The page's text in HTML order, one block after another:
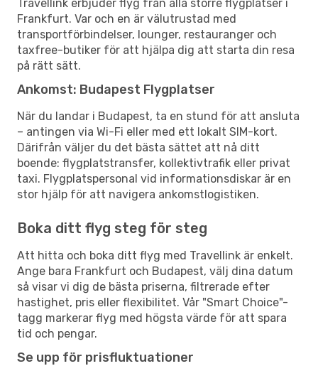
Travellink erbjuder flyg från alla större flygplatser i
Frankfurt. Var och en är välutrustad med
transportförbindelser, lounger, restauranger och
taxfree-butiker för att hjälpa dig att starta din resa
på rätt sätt.
Ankomst: Budapest Flygplatser
När du landar i Budapest, ta en stund för att ansluta
– antingen via Wi-Fi eller med ett lokalt SIM-kort.
Därifrån väljer du det bästa sättet att nå ditt
boende: flygplatstransfer, kollektivtrafik eller privat
taxi. Flygplatspersonal vid informationsdiskar är en
stor hjälp för att navigera ankomstlogistiken.
Boka ditt flyg steg för steg
Att hitta och boka ditt flyg med Travellink är enkelt.
Ange bara Frankfurt och Budapest, välj dina datum
så visar vi dig de bästa priserna, filtrerade efter
hastighet, pris eller flexibilitet. Vår "Smart Choice"-
tagg markerar flyg med högsta värde för att spara
tid och pengar.
Se upp för prisfluktuationer